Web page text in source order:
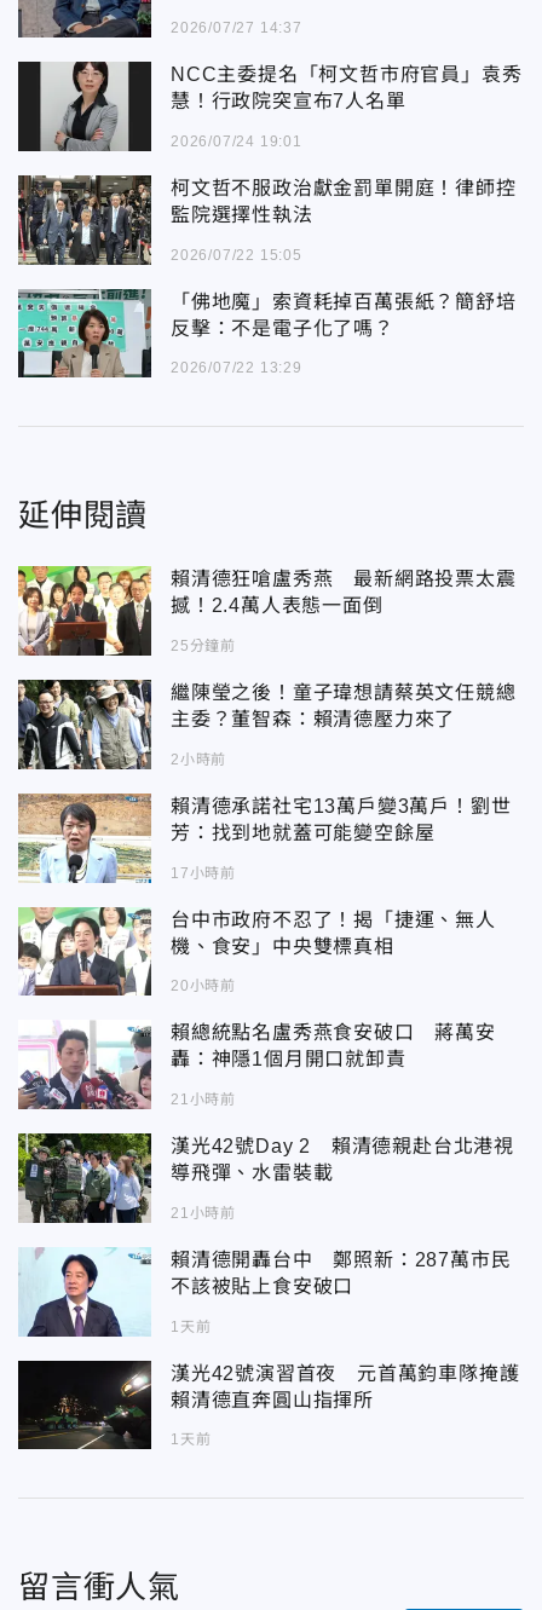
2026/07/27 14:37
NCC主委提名「柯文哲市府官員」袁秀
慧！行政院突宣布7人名單
2026/07/24 19:01
柯文哲不服政治獻金罰單開庭！律師控
監院選擇性執法
2026/07/22 15:05
「佛地魔」索資耗掉百萬張紙？簡舒培
反擊：不是電子化了嗎？
2026/07/22 13:29
延伸閱讀
賴清德狂嗆盧秀燕 最新網路投票太震
撼！2.4萬人表態一面倒
25分鐘前
繼陳瑩之後！童子瑋想請蔡英文任競總
主委？董智森：賴清德壓力來了
2小時前
賴清德承諾社宅13萬戶變3萬戶！劉世
芳：找到地就蓋可能變空餘屋
17小時前
台中市政府不忍了！揭「捷運、無人
機、食安」中央雙標真相
20小時前
賴總統點名盧秀燕食安破口 蔣萬安
轟：神隱1個月開口就卸責
21小時前
漢光42號Day 2 賴清德親赴台北港視
導飛彈、水雷裝載
21小時前
賴清德開轟台中 鄭照新：287萬市民
不該被貼上食安破口
1天前
漢光42號演習首夜 元首萬鈞車隊掩護
賴清德直奔圓山指揮所
1天前
留言衝人氣